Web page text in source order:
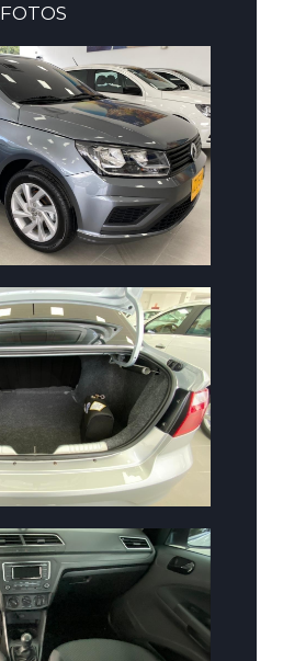
FOTOS